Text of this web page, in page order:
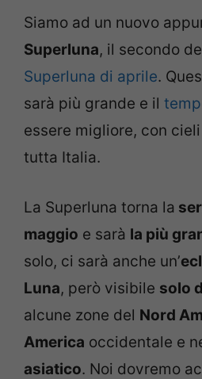
Siamo ad un nuovo
Superluna, il secondo
Superluna di aprile.
sarà più grande e il
essere migliore, con
tutta Italia.
La Superluna torna la
maggio e sarà la più
solo, ci sarà anche un’
Luna, però visibile solo
alcune zone del Nord
America occidentale e
asiatico. Noi dovremo